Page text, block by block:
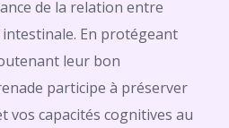
de la relation entre
En protégeant
leur bon
participe à préserver
vos capacités cognitives au